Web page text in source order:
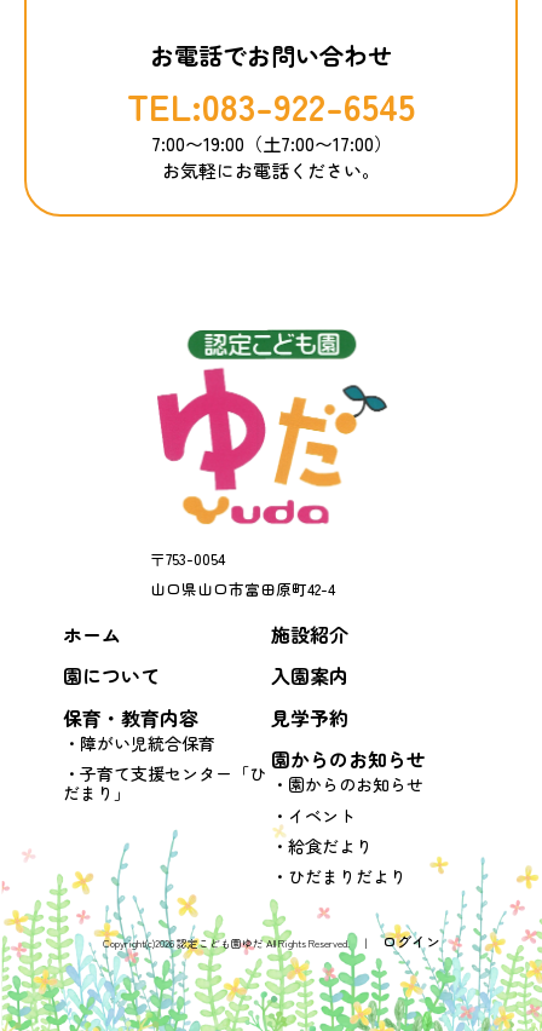
お電話でお問い合わせ
TEL:083-922-6545
7:00〜19:00（土7:00〜17:00）
お気軽にお電話ください。
〒753-0054
山口県山口市富田原町42-4
ホーム
園について
保育・教育内容
障がい児統合保育
子育て支援センター「ひ
だまり」
施設紹介
入園案内
見学予約
園からのお知らせ
園からのお知らせ
イベント
給食だより
ひだまりだより
Copyright(c)2026 認定こども園ゆだ All Rights Reserved. │ ログイン